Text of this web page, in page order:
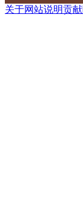
关于网站说明贡献